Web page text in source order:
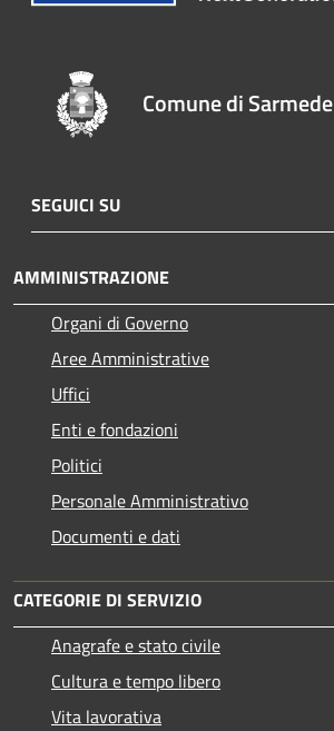
Comune di Sarmede
SEGUICI SU
AMMINISTRAZIONE
Organi di Governo
Aree Amministrative
Uffici
Enti e fondazioni
Politici
Personale Amministrativo
Documenti e dati
CATEGORIE DI SERVIZIO
Anagrafe e stato civile
Cultura e tempo libero
Vita lavorativa